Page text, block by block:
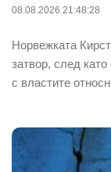
08.08.2026 21:48:28
Норвежката
затвор, след
с властите